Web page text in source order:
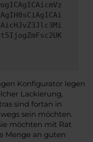
Konfigurator legen
Lackierung,
sind fortan in
sein möchten.
möchten mit Rat
Menge an guten